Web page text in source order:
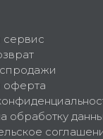
сервис
оферта
обработку